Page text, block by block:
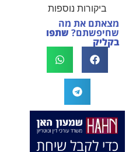
וסירבו לקחת
אותו.לאחר
שסיפרתי בקצרה
המקרה, הוא
החליט לייצג אותי
בלי לחשוב
פעמיים, הקשיב
לי ולקח את התיק
שלי פרו בונו מכל
רבה על המילים
החמות ועל
האמון. שמחנו
לעמוד לצידך,
במיוחד בתיק לא
פשוט, ומאחלים
לך המון הצלחה
בהמשך. תמיד
כאן בשבילך.
בברכה, משרד
ביקורות נוספות
מצאתם את מה
שחיפשתם? שתפו
בקליק
כדי לקבל שיחת